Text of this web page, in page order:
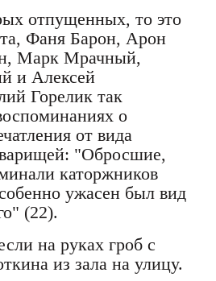
отпущенных, то это
Фаня Барон, Арон
Марк Мрачный,
и Алексей
Горелик так
о
от вида
"Обросшие,
каторжников
ужасен был вид
(22).
на руках гроб с
из зала на улицу.